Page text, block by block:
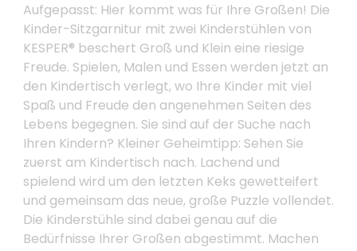
Aufgepasst: Hier kommt was für Ihre Großen! Die
Kinder-Sitzgarnitur mit zwei Kinderstühlen von
KESPER® beschert Groß und Klein eine riesige
Freude. Spielen, Malen und Essen werden jetzt an
den Kindertisch verlegt, wo Ihre Kinder mit viel
Spaß und Freude den angenehmen Seiten des
Lebens begegnen. Sie sind auf der Suche nach
Ihren Kindern? Kleiner Geheimtipp: Sehen Sie
zuerst am Kindertisch nach. Lachend und
spielend wird um den letzten Keks gewetteifert
und gemeinsam das neue, große Puzzle vollendet.
Die Kinderstühle sind dabei genau auf die
Bedürfnisse Ihrer Großen abgestimmt. Machen